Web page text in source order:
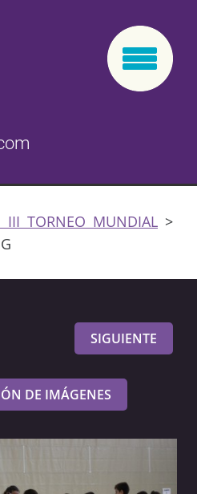
III TORNEO MUNDIAL >
SIGUIENTE
DE IMÁGENES